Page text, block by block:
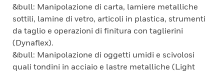
&bull: Manipolazione di carta, lamiere metalliche
sottili, lamine di vetro, articoli in plastica, strumenti
da taglio e operazioni di finitura con taglierini
(Dynaflex).
&bull: Manipolazione di oggetti umidi e scivolosi
quali tondini in acciaio e lastre metalliche (Light